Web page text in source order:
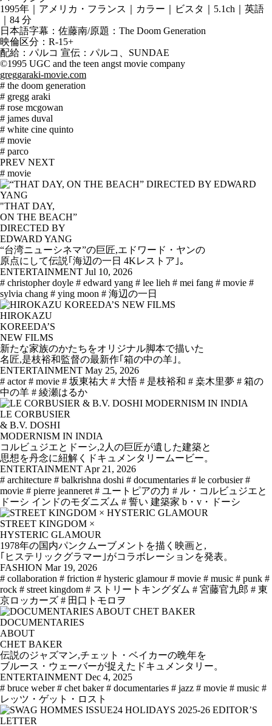
1995年｜アメリカ・フランス｜カラー｜ビスタ｜5.1ch｜英語
｜84 分
日本語字幕：佐藤南/原題：The Doom Generation
映倫区分：R-15+
配給：パルコ 宣伝：パルコ、SUNDAE
©1995 UGC and the teen angst movie company
greggaraki-movie.com
# the doom generation
# gregg araki
# rose mcgowan
# james duval
# white cine quinto
# movie
# parco
PREV NEXT
# movie
"THAT DAY,
ON THE BEACH”
DIRECTED BY
EDWARD YANG
“台湾ニューシネマ”の巨匠,エドワード・ヤンの
原点にして伝説｢海辺の一日 4Kレストア｣。
ENTERTAINMENT Jul 10, 2026
# christopher doyle # edward yang # lee lieh # mei fang # movie #
sylvia chang # ying moon # 海辺の一日
HIROKAZU
KOREEDA’S
NEW FILMS
新たな家族のかたちをオリジナル脚本で描いた
名匠,是枝裕和監督の最新作｢箱の中の羊｣。
ENTERTAINMENT May 25, 2026
# actor # movie # 坂東祐大 # 大悟 # 是枝裕和 # 桒木里夢 # 箱の
中の羊 # 綾瀬はるか
LE CORBUSIER
& B.V. DOSHI
MODERNISM IN INDIA
コルビュジエとドーシ,2人の巨匠が遺した建築と
思想を丹念に紐解くドキュメンタリームービー。
ENTERTAINMENT Apr 21, 2026
# architecture # balkrishna doshi # documentaries # le corbusier #
movie # pierre jeanneret # ユートピアの力 # ル・コルビュジエと
ドーシ インドのモダニズム # 誓い 建築家 b・v・ドーシ
STREET KINGDOM ×
HYSTERIC GLAMOUR
1978年の国内パンクムーブメントを描く映画と,
｢ヒステリックグラマー｣がコラボレーションを発表。
FASHION Mar 19, 2026
# collaboration # friction # hysteric glamour # movie # music # punk #
rock # street kingdom # ストリートキングダム # 宮藤官九郎 # 東
京ロッカーズ # 田口トモロヲ
DOCUMENTARIES
ABOUT
CHET BAKER
伝説のジャズマン,チェット・ベイカーの晩年を
ブルース・ウェーバーが捉えたドキュメンタリー。
ENTERTAINMENT Dec 4, 2025
# bruce weber # chet baker # documentaries # jazz # movie # music #
レッツ・ゲット・ロスト